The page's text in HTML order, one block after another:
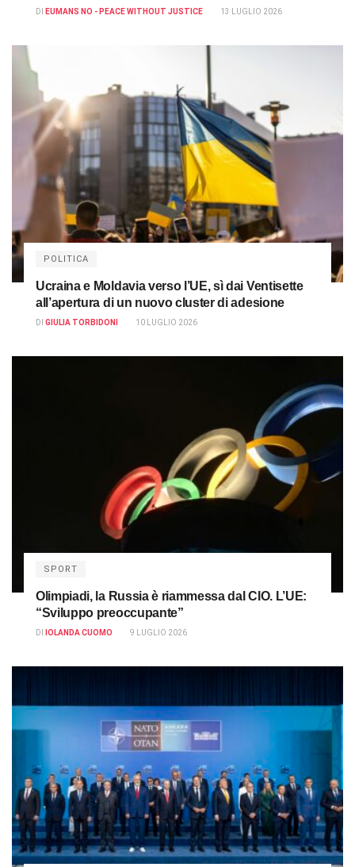
DI EUMANS NO - PEACE WITHOUT JUSTICE 13 LUGLIO 2026
POLITICA
Ucraina e Moldavia verso l’UE, sì dai Ventisette
all’apertura di un nuovo cluster di adesione
DI GIULIA TORBIDONI 10 LUGLIO 2026
SPORT
Olimpiadi, la Russia è riammessa dal CIO. L’UE:
“Sviluppo preoccupante”
DI IOLANDA CUOMO 9 LUGLIO 2026